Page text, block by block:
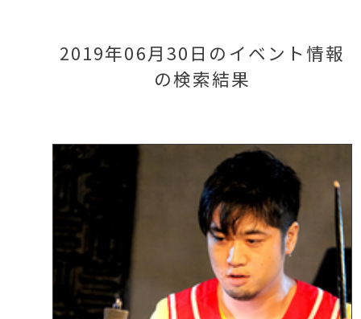
2019年06月30日のイベント情報
の検索結果